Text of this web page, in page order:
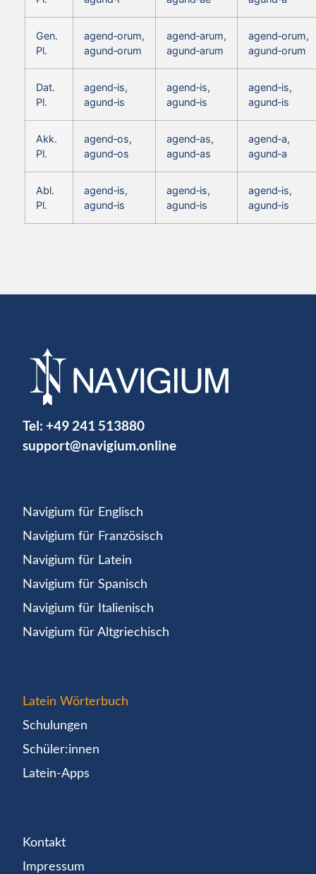
Gen.
Pl.
agend‑orum,
agund‑orum
agend‑arum,
agund‑arum
agend‑orum,
agund‑orum
Dat.
Pl.
agend‑is,
agund‑is
agend‑is,
agund‑is
agend‑is,
agund‑is
Akk.
Pl.
agend‑os,
agund‑os
agend‑as,
agund‑as
agend‑a,
agund‑a
Abl.
Pl.
agend‑is,
agund‑is
agend‑is,
agund‑is
agend‑is,
agund‑is
Tel: +49 241 513880
support@navigium.online
Navigium für Englisch
Navigium für Französisch
Navigium für Latein
Navigium für Spanisch
Navigium für Italienisch
Navigium für Altgriechisch
Latein Wörterbuch
Schulungen
Schüler:innen
Latein-Apps
Kontakt
Impressum